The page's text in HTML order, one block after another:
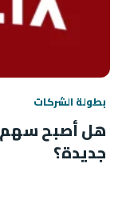
بطولة الشركات
هل أصبح
جديدة؟